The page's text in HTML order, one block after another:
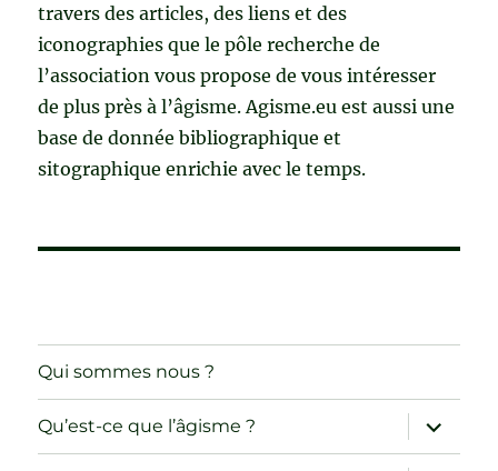
travers des articles, des liens et des
iconographies que le pôle recherche de
l’association vous propose de vous intéresser
de plus près à l’âgisme. Agisme.eu est aussi une
base de donnée bibliographique et
sitographique enrichie avec le temps.
Qui sommes nous ?
Qu’est-ce que l’âgisme ?
ouvrir
le
sous-